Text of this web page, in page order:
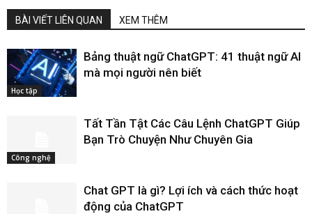
BÀI VIẾT LIÊN QUAN XEM THÊM
Học tập
Bảng thuật ngữ ChatGPT: 41 thuật ngữ AI
mà mọi người nên biết
Công nghệ
Tất Tần Tật Các Câu Lệnh ChatGPT Giúp
Bạn Trò Chuyện Như Chuyên Gia
Chat GPT là gì? Lợi ích và cách thức hoạt
động của ChatGPT